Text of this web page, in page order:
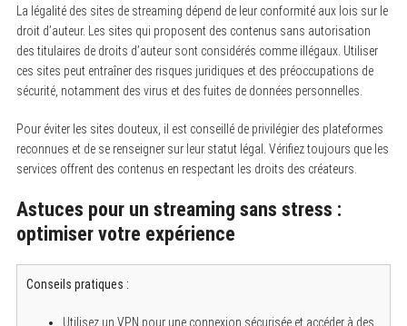
La légalité des sites de streaming dépend de leur conformité aux lois sur le
droit d’auteur. Les sites qui proposent des contenus sans autorisation
des titulaires de droits d’auteur sont considérés comme illégaux. Utiliser
ces sites peut entraîner des risques juridiques et des préoccupations de
sécurité, notamment des virus et des fuites de données personnelles.
Pour éviter les sites douteux, il est conseillé de privilégier des plateformes
reconnues et de se renseigner sur leur statut légal. Vérifiez toujours que les
services offrent des contenus en respectant les droits des créateurs.
Astuces pour un streaming sans stress :
optimiser votre expérience
Conseils pratiques :
Utilisez un VPN pour une connexion sécurisée et accéder à des
S
r
c
h
r